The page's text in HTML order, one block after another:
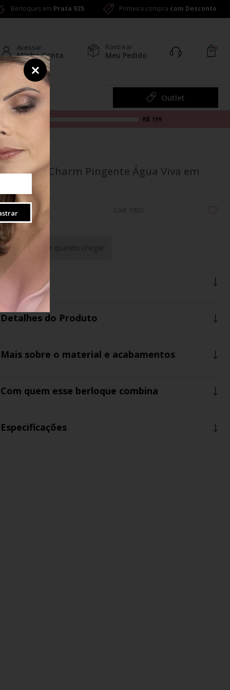
Berloques em Prata 925 Primeira compra com Desconto
Acessar
Minha Conta
Rastrear
Meu Pedido
Outlet
R$ 199
Berloque Charm Pingente Água Viva em
Cód: 1902
Avise-me quando chegar
Descrição
Detalhes do Produto
Mais sobre o material e acabamentos
Com quem esse berloque combina
Especificações